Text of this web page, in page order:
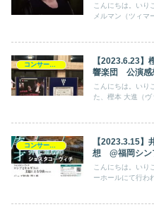
こんにちは。いり
メルマン（ツィマ
コンサート日記
【2023.6.23】
響楽団 公演感
こんにちは。いり
た、樫本 大進（ヴ
【2023.3.15
想 @福岡シン
こんにちは。いり
ーホールにて行わ